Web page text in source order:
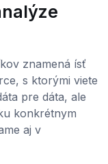
znamená ísť
s ktorými viete
pre dáta, ale
konkrétnym
aj v